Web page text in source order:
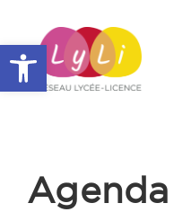
Ouvrir la barre d’outils
Agenda